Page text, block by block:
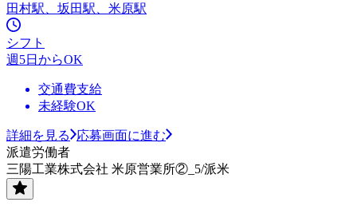
田村駅、坂田駅、米原駅
シフト
週5日からOK
交通費支給
未経験OK
詳細を見る
応募画面に進む
派遣労働者
三陽工業株式会社 米原営業所②_5/派米